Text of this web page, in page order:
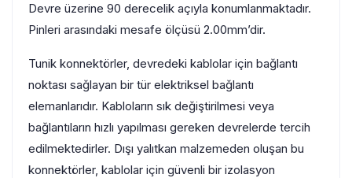
Devre üzerine 90 derecelik açıyla konumlanmaktadır.
Pinleri arasındaki mesafe ölçüsü 2.00mm’dir.
Tunik konnektörler, devredeki kablolar için bağlantı
noktası sağlayan bir tür elektriksel bağlantı
elemanlarıdır. Kabloların sık değiştirilmesi veya
bağlantıların hızlı yapılması gereken devrelerde tercih
edilmektedirler. Dışı yalıtkan malzemeden oluşan bu
konnektörler, kablolar için güvenli bir izolasyon